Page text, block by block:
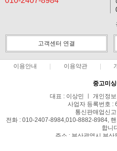
고객센터 연결
이용안내 이용약관
중고미
대표 : 이상민 ㅣ 개인정
사업자 등록번호 :
통신판매업신
전화 : 010-2407-8984,010-8882-8984,
합니
주소 : 부산광역시 부산